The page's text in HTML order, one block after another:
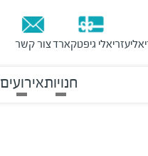
עזריאלי גיפטקארדצור קשר
חנויותאירועים